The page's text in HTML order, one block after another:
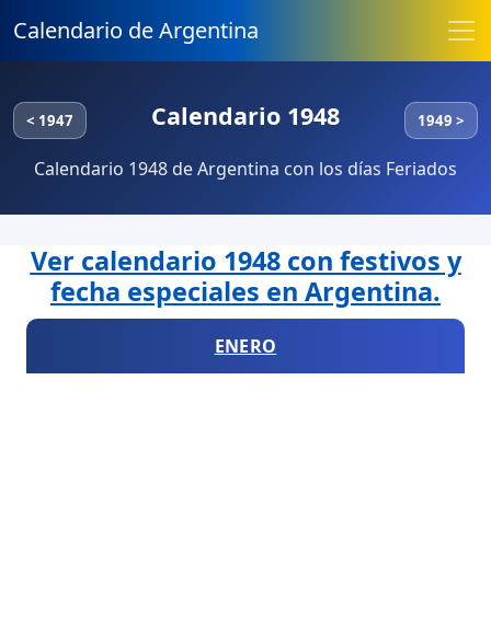
Calendario de Argentina
< 1947 Calendario 1948 1949 >
Calendario 1948 de Argentina con los días Feriados
Ver calendario 1948 con festivos y
fecha especiales en Argentina.
ENERO